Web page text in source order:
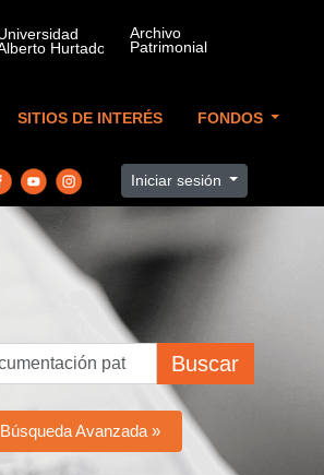
SITIOS DE INTERÉS FONDOS
Iniciar sesión
Buscar
Búsqueda Avanzada »